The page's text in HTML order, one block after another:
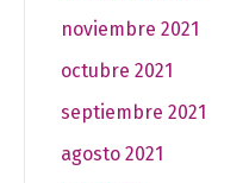
noviembre 2021
octubre 2021
septiembre 2021
agosto 2021